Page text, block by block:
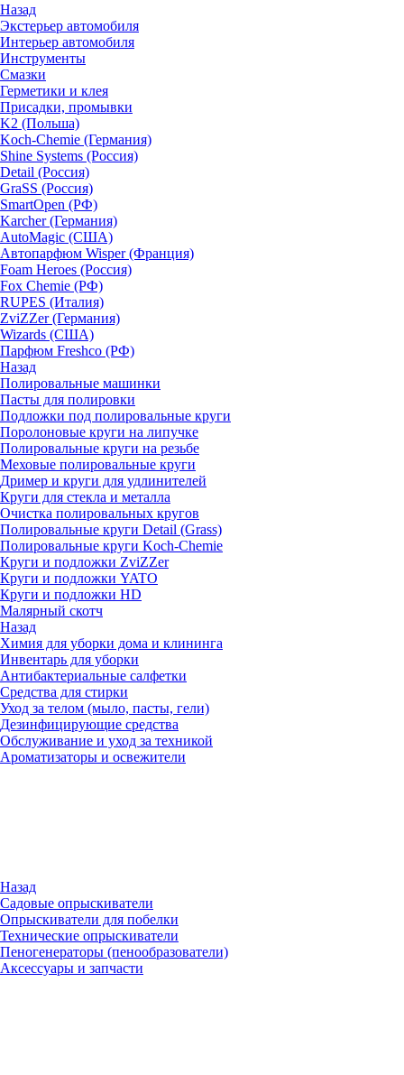
Назад
Экстерьер автомобиля
Интерьер автомобиля
Инструменты
Смазки
Герметики и клея
Присадки, промывки
K2 (Польша)
Koch-Chemie (Германия)
Shine Systems (Россия)
Detail (Россия)
GraSS (Россия)
SmartOpen (РФ)
Karcher (Германия)
AutoMagic (США)
Автопарфюм Wisper (Франция)
Foam Heroes (Россия)
Fox Chemie (РФ)
RUPES (Италия)
ZviZZer (Германия)
Wizards (США)
Парфюм Freshco (РФ)
Назад
Полировальные машинки
Пасты для полировки
Подложки под полировальные круги
Поролоновые круги на липучке
Полировальные круги на резьбе
Меховые полировальные круги
Дример и круги для удлинителей
Круги для стекла и металла
Очистка полировальных кругов
Полировальные круги Detail (Grass)
Полировальные круги Koch-Chemie
Круги и подложки ZviZZer
Круги и подложки YATO
Круги и подложки HD
Малярный скотч
Назад
Химия для уборки дома и клининга
Инвентарь для уборки
Антибактериальные салфетки
Средства для стирки
Уход за телом (мыло, пасты, гели)
Дезинфицирующие средства
Обслуживание и уход за техникой
Ароматизаторы и освежители
Назад
Садовые опрыскиватели
Опрыскиватели для побелки
Технические опрыскиватели
Пеногенераторы (пенообразователи)
Аксессуары и запчасти